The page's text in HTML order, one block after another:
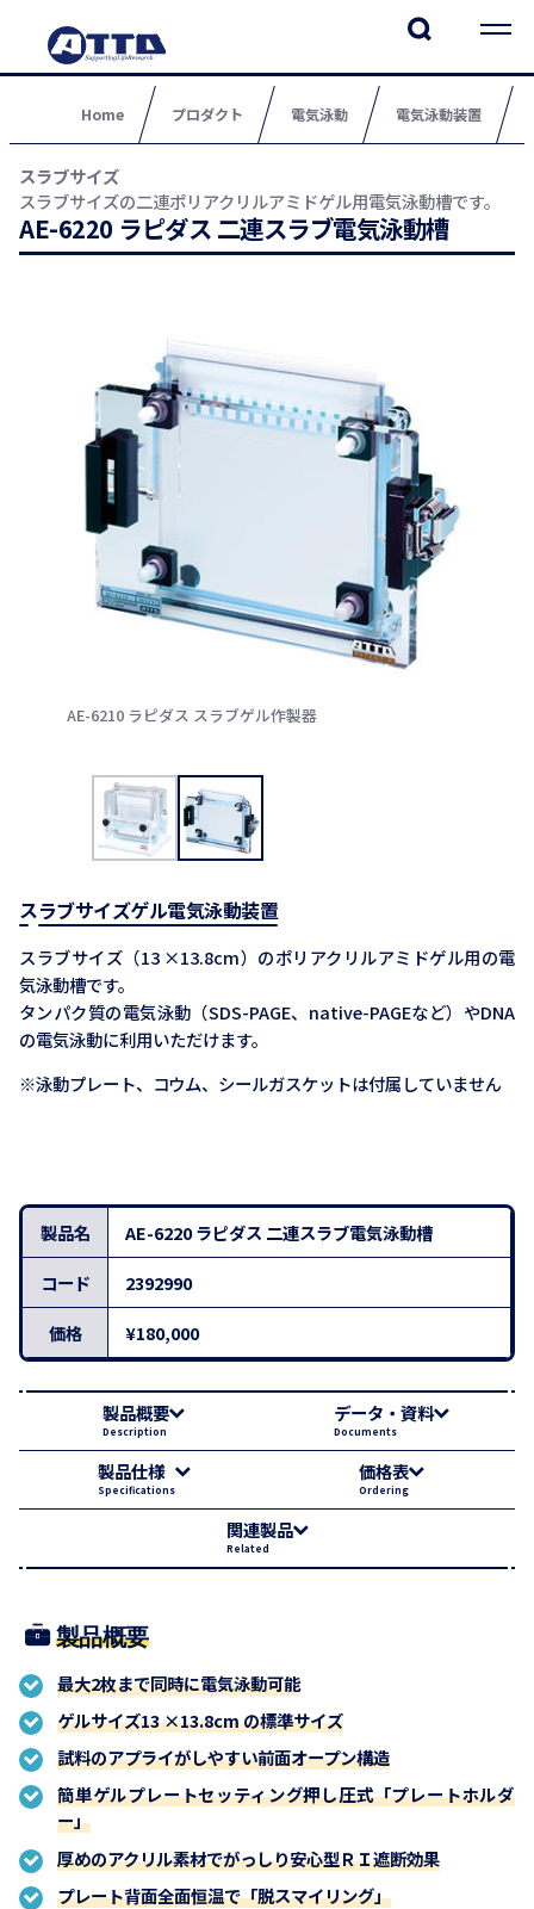
Home プロダクト 電気泳動 電気泳動装置
スラブサイズ
スラブサイズの二連ポリアクリルアミドゲル用電気泳動槽です。
AE-6220 ラピダス 二連スラブ電気泳動槽
AE-6210 ラピダス スラブゲル作製器
スラブサイズゲル電気泳動装置
スラブサイズ（13 ×13.8cm）のポリアクリルアミドゲル用の電
気泳動槽です。
タンパク質の電気泳動（SDS-PAGE、native-PAGEなど）やDNA
の電気泳動に利用いただけます。
※泳動プレート、コウム、シールガスケットは付属していません
製品名
AE-6220 ラピダス 二連スラブ電気泳動槽
コード
2392990
価格
¥180,000
製品概要
Description
データ・資料
Documents
製品仕様
Specifications
価格表
Ordering
関連製品
Related
製品概要
最大2枚まで同時に電気泳動可能
ゲルサイズ13 ×13.8cm の標準サイズ
試料のアプライがしやすい前面オープン構造
簡単ゲルプレートセッティング押し圧式「プレートホルダ
ー」
厚めのアクリル素材でがっしり安心型ＲＩ遮断効果
プレート背面全面恒温で「脱スマイリング」